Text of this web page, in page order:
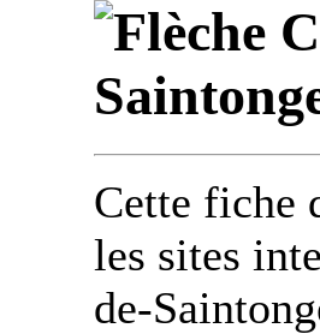
Cette fiche
les sites
de-